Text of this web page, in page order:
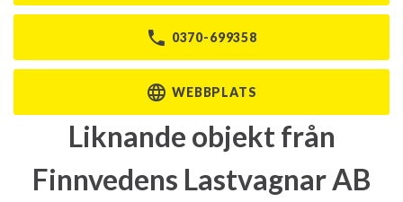
0370-699358
WEBBPLATS
Liknande objekt från
Finnvedens Lastvagnar AB